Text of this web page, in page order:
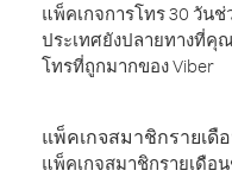
แพ็คเกจการโทร 30 วัน
ประเทศยังปลายทางที่คุ
โทรที่ถูกมากของ Viber
แพ็คเกจสมาชิกรายเดื
แพ็คเกจสมาชิกรายเดือ